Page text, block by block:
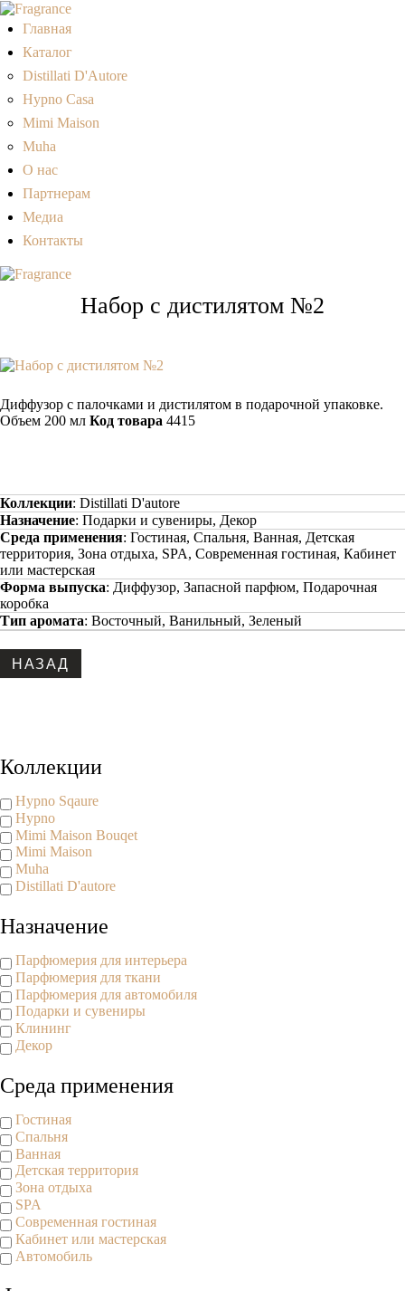
Главная
Каталог
Distillati D'Autore
Hypno Casa
Mimi Maison
Muha
О нас
Партнерам
Медиа
Контакты
Набор с дистилятом №2
Диффузор с палочками и дистилятом в подарочной упаковке.
Объем 200 мл Код товара 4415
Коллекции: Distillati D'autore
Назначение: Подарки и сувениры, Декор
Среда применения: Гостиная, Спальня, Ванная, Детская
территория, Зона отдыха, SPA, Современная гостиная, Кабинет
или мастерская
Форма выпуска: Диффузор, Запасной парфюм, Подарочная
коробка
Тип аромата: Восточный, Ванильный, Зеленый
Коллекции
Hypno Sqaure
Hypno
Mimi Maison Bouqet
Mimi Maison
Muha
Distillati D'autore
Назначение
Парфюмерия для интерьера
Парфюмерия для ткани
Парфюмерия для автомобиля
Подарки и сувениры
Клининг
Декор
Среда применения
Гостиная
Спальня
Ванная
Детская территория
Зона отдыха
SPA
Современная гостиная
Кабинет или мастерская
Автомобиль